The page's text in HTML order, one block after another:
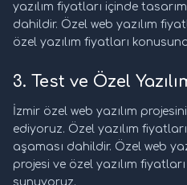
yazılım fiyatları içinde
dahildir. Özel web yazılım
özel yazılım fiyatları
3. Test ve Özel
İzmir özel web yazılım
ediyoruz. Özel yazılım
aşaması dahildir. Özel web
projesi ve özel yazılım
sunuyoruz.